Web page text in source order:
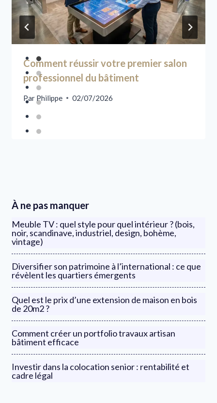
Comment réussir votre premier salon
professionnel du bâtiment
Par Philippe 02/07/2026
À ne pas manquer
Meuble TV : quel style pour quel intérieur ? (bois,
noir, scandinave, industriel, design, bohème,
vintage)
Diversifier son patrimoine à l’international : ce que
révèlent les quartiers émergents
Quel est le prix d’une extension de maison en bois
de 20m2 ?
Comment créer un portfolio travaux artisan
bâtiment efficace
Investir dans la colocation senior : rentabilité et
cadre légal